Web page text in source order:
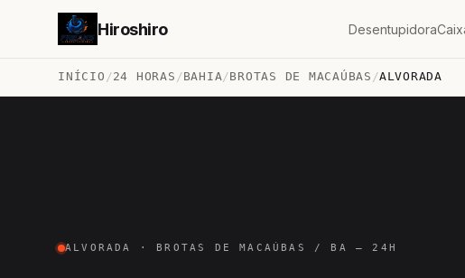
Hiroshiro Desentupidora
INÍCIO /24 HORAS /BAHIA/BROTAS DE MACAÚBAS /ALVORADA
ALVORADA · BROTAS DE MACAÚBAS / BA — 24H